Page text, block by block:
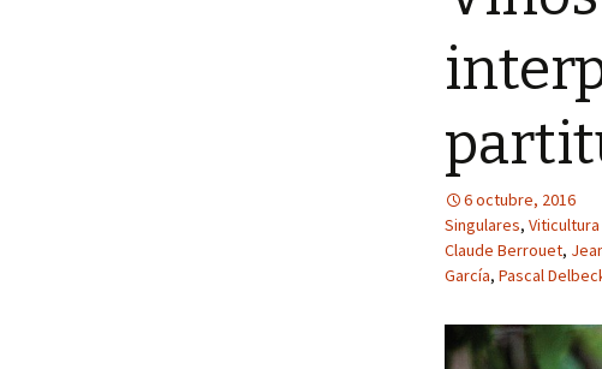
6 octubre, 2016
Singulares, Viticultura
Claude Berrouet,
García, Pascal